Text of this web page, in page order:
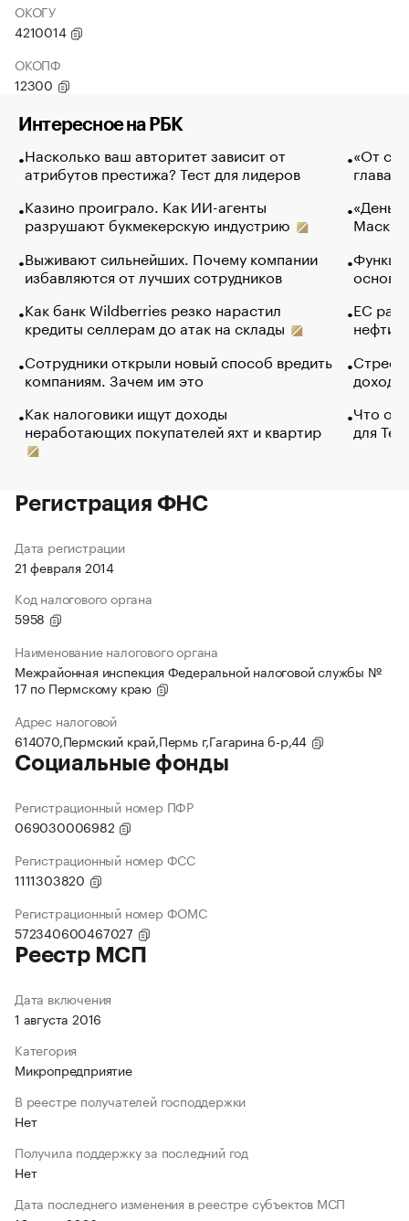
ОКОГУ
4210014
ОКОПФ
12300
Интересное на РБК
Насколько ваш авторитет зависит от
атрибутов престижа? Тест для лидеров
Казино проиграло. Как ИИ-агенты
разрушают букмекерскую индустрию
Выживают сильнейших. Почему компании
избавляются от лучших сотрудников
Как банк Wildberries резко нарастил
кредиты селлерам до атак на склады
Сотрудники открыли новый способ вредить
компаниям. Зачем им это
Как налоговики ищут доходы
неработающих покупателей яхт и квартир
«От
глава
Маск в
основ
ЕС
нефти
Что
для
Регистрация ФНС
Дата регистрации
21 февраля 2014
Код налогового органа
5958
Наименование налогового органа
Межрайонная инспекция Федеральной налоговой службы №
17 по Пермскому краю
Адрес налоговой
614070,Пермский край,Пермь г,Гагарина б-р,44
Социальные фонды
Регистрационный номер ПФР
069030006982
Регистрационный номер ФСС
1111303820
Регистрационный номер ФОМС
572340600467027
Реестр МСП
Дата включения
1 августа 2016
Категория
Микропредприятие
В реестре получателей господдержки
Нет
Получила поддержку за последний год
Нет
Дата последнего изменения в реестре субъектов МСП